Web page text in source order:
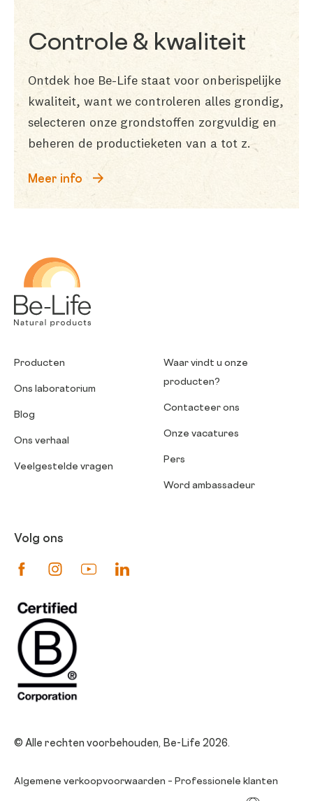
Controle & kwaliteit
Ontdek hoe Be-Life staat voor onberispelijke
kwaliteit, want we controleren alles grondig,
selecteren onze grondstoffen zorgvuldig en
beheren de productieketen van a tot z.
Meer info
Producten
Ons laboratorium
Blog
Ons verhaal
Veelgestelde vragen
Waar vindt u onze
producten?
Contacteer ons
Onze vacatures
Pers
Word ambassadeur
Volg ons
Suivez-nous sur Facebook
Suivez-nous sur Instagram
Suivez-nous sur Youtube
© Alle rechten voorbehouden, Be-Life 2026.
Algemene verkoopvoorwaarden – Professionele klanten